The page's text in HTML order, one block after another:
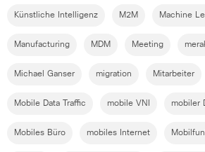
Künstliche Intelligenz M2M Machine
Manufacturing MDM Meeting
Michael Ganser migration Mitarbeiter
Mobile Data Traffic mobile VNI mobiler
Mobiles Büro mobiles Internet